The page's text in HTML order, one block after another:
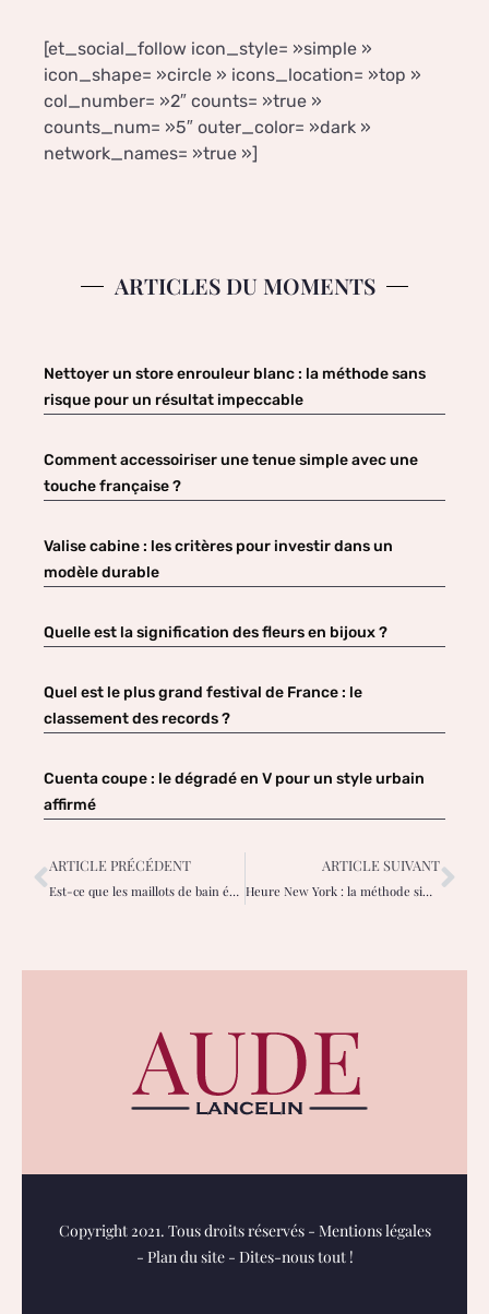
[et_social_follow icon_style= »simple »
icon_shape= »circle » icons_location= »top »
col_number= »2″ counts= »true »
counts_num= »5″ outer_color= »dark »
network_names= »true »]
ARTICLES DU MOMENTS
Nettoyer un store enrouleur blanc : la méthode sans
risque pour un résultat impeccable
Comment accessoiriser une tenue simple avec une
touche française ?
Valise cabine : les critères pour investir dans un
modèle durable
Quelle est la signification des fleurs en bijoux ?
Quel est le plus grand festival de France : le
classement des records ?
Cuenta coupe : le dégradé en V pour un style urbain
affirmé
ARTICLE PRÉCÉDENT
Est-ce que les maillots de bain échancrés vont à toutes les morphologies ?
ARTICLE SUIVANT
Heure New York : la méthode simple pour calculer le décalage horaire
Copyright 2021. Tous droits réservés - Mentions légales
- Plan du site- Dites-nous tout !